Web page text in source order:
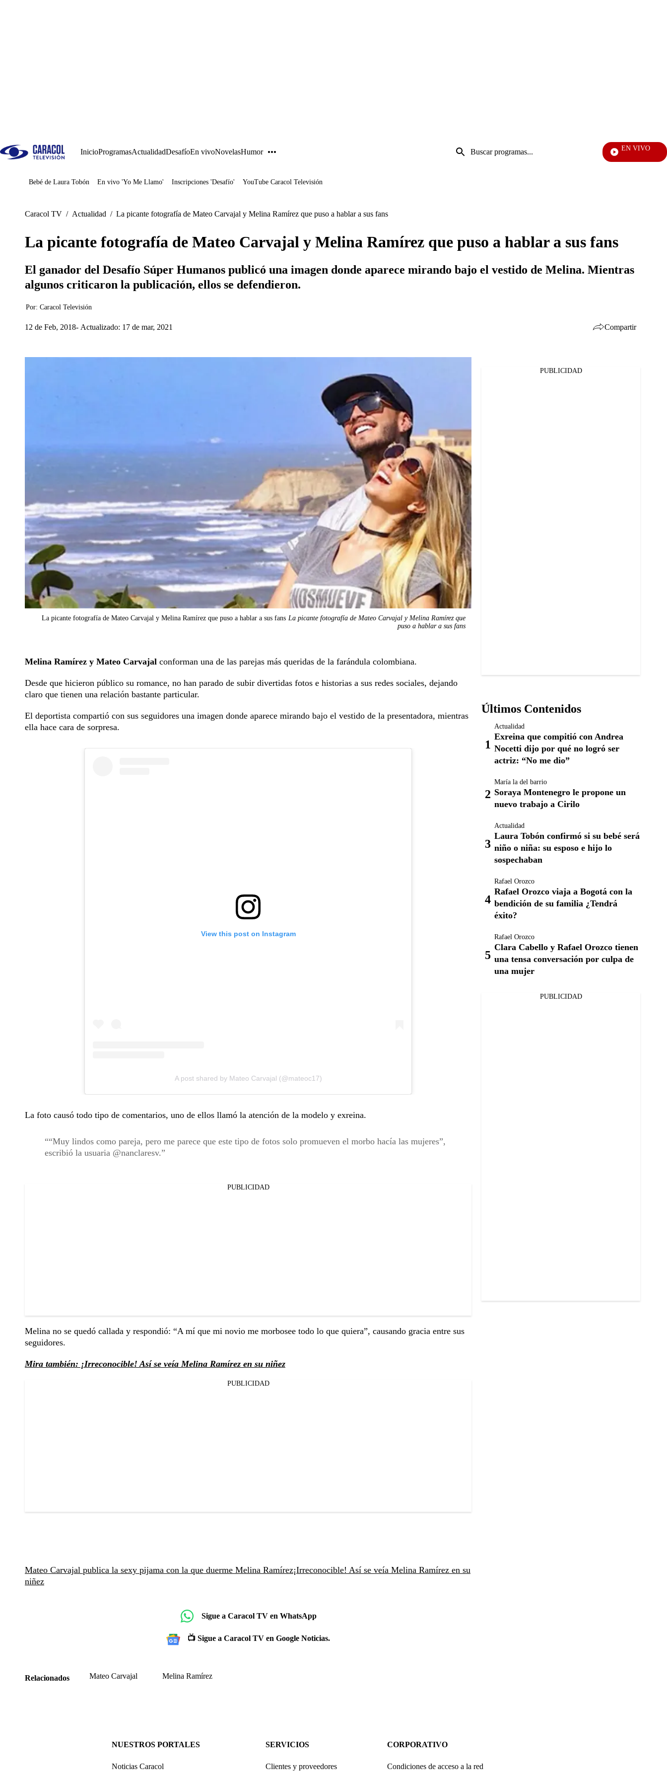
InicioProgramasActualidadDesafíoEn vivoNovelasHumor
Entrada
de
EN VIVO
Juegos
Bebé de Laura Tobón En vivo 'Yo Me Llamo' Inscripciones 'Desafío' YouTube Caracol Televisión
Caracol TV / Actualidad / La picante fotografía de Mateo Carvajal y Melina Ramírez que puso a hablar a sus fans
La picante fotografía de Mateo Carvajal y Melina Ramírez que puso a hablar a sus fans
El ganador del Desafío Súper Humanos publicó una imagen donde aparece mirando bajo el vestido de Melina. Mientras
algunos criticaron la publicación, ellos se defendieron.
Por: Caracol Televisión
12 de Feb, 2018 Actualizado: 17 de mar, 2021 Compartir
La picante fotografía de Mateo Carvajal y Melina Ramírez que puso a hablar a sus fans La picante fotografía de Mateo Carvajal y Melina Ramírez que
puso a hablar a sus fans
Melina Ramírez y Mateo Carvajal conforman una de las parejas más queridas de la farándula colombiana.
Desde que hicieron público su romance, no han parado de subir divertidas fotos e historias a sus redes sociales, dejando
claro que tienen una relación bastante particular.
El deportista compartió con sus seguidores una imagen donde aparece mirando bajo el vestido de la presentadora, mientras
ella hace cara de sorpresa.
View this post on Instagram
A post shared by Mateo Carvajal (@mateoc17)
La foto causó todo tipo de comentarios, uno de ellos llamó la atención de la modelo y exreina.
“Muy lindos como pareja, pero me parece que este tipo de fotos solo promueven el morbo hacía las mujeres”,
escribió la usuaria @nanclaresv.
PUBLICIDAD
Melina no se quedó callada y respondió: “A mí que mi novio me morbosee todo lo que quiera”, causando gracia entre sus
seguidores.
Mira también: ¡Irreconocible! Así se veía Melina Ramírez en su niñez
PUBLICIDAD
Mateo Carvajal publica la sexy pijama con la que duerme Melina Ramírez¡Irreconocible! Así se veía Melina Ramírez en su
niñez
Sigue a Caracol TV en WhatsApp
📺 Sigue a Caracol TV en Google Noticias.
Relacionados Mateo Carvajal Melina Ramírez
PUBLICIDAD
Últimos Contenidos
Actualidad
Exreina que compitió con Andrea
Nocetti dijo por qué no logró ser
actriz: “No me dio”
María la del barrio
Soraya Montenegro le propone un
nuevo trabajo a Cirilo
Actualidad
Laura Tobón confirmó si su bebé será
niño o niña: su esposo e hijo lo
sospechaban
Rafael Orozco
Rafael Orozco viaja a Bogotá con la
bendición de su familia ¿Tendrá
éxito?
Rafael Orozco
Clara Cabello y Rafael Orozco tienen
una tensa conversación por culpa de
una mujer
PUBLICIDAD
NUESTROS PORTALES
Noticias Caracol
SERVICIOS
Clientes y proveedores
CORPORATIVO
Condiciones de acceso a la red